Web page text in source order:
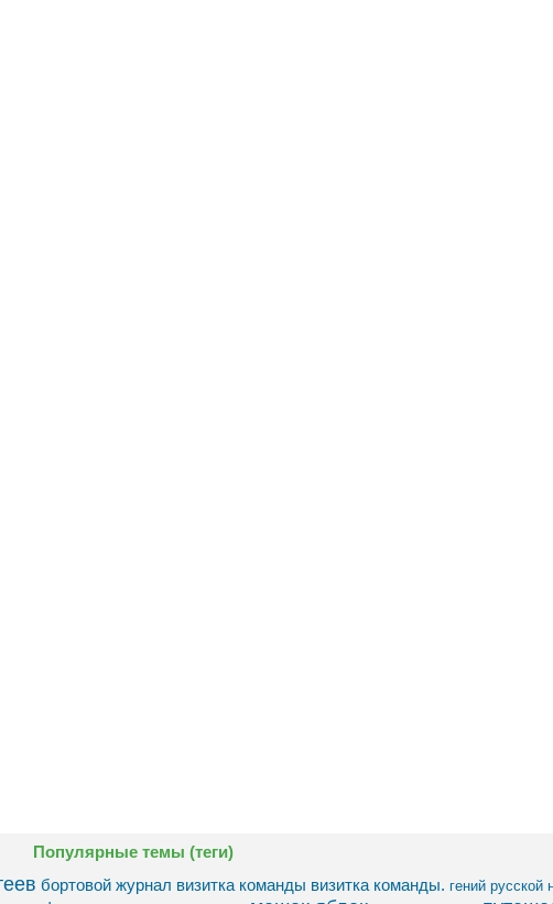
Популярные темы (теги)
бортовой журнал визитка команды визитка команды. гений русской